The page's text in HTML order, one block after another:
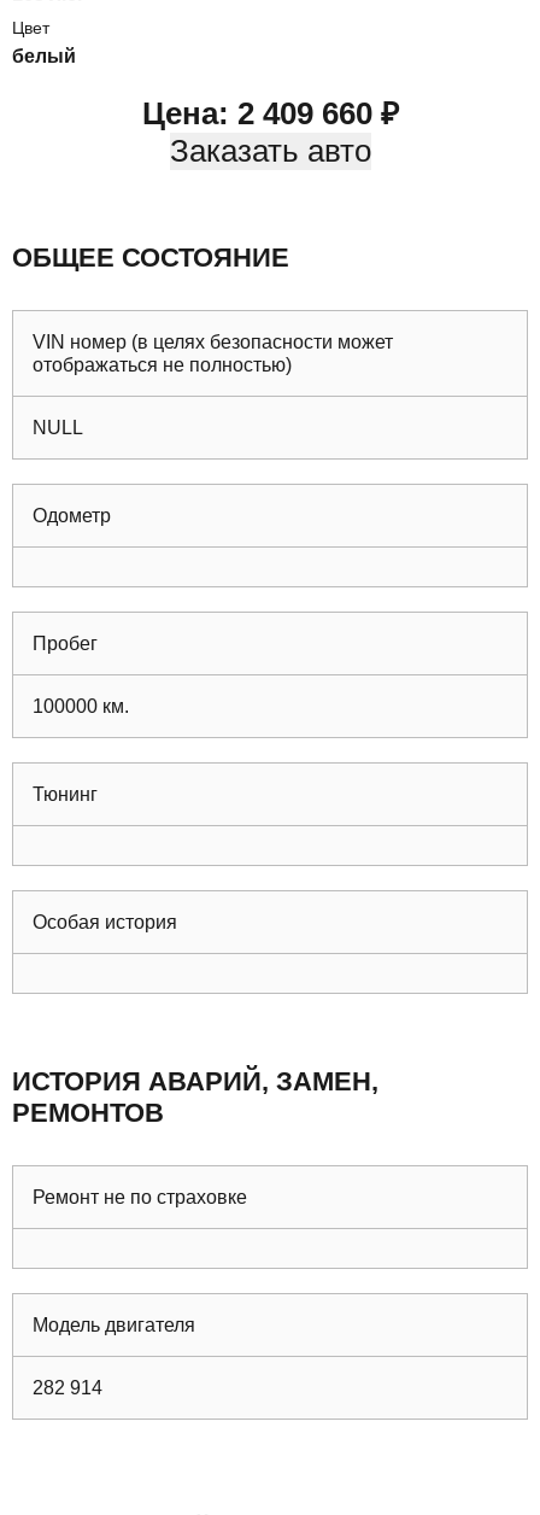
Цвет
белый
Цена: 2 409 660₽
Заказать авто
ОБЩЕЕ СОСТОЯНИЕ
VIN номер (в целях безопасности может
отображаться не полностью)
NULL
Одометр
Пробег
100000 км.
Тюнинг
Особая история
ИСТОРИЯ АВАРИЙ, ЗАМЕН,
РЕМОНТОВ
Ремонт не по страховке
Модель двигателя
282 914